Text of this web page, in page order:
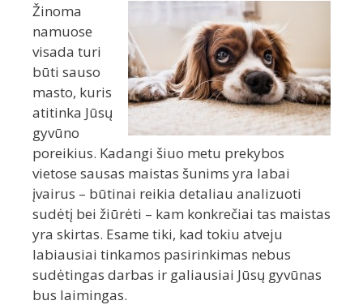
Žinoma
namuose
visada turi
būti sauso
masto, kuris
atitinka Jūsų
gyvūno
poreikius. Kadangi šiuo metu prekybos
vietose sausas maistas šunims yra labai
įvairus – būtinai reikia detaliau analizuoti
sudėtį bei žiūrėti – kam konkrečiai tas maistas
yra skirtas. Esame tiki, kad tokiu atveju
labiausiai tinkamos pasirinkimas nebus
sudėtingas darbas ir galiausiai Jūsų gyvūnas
bus laimingas.